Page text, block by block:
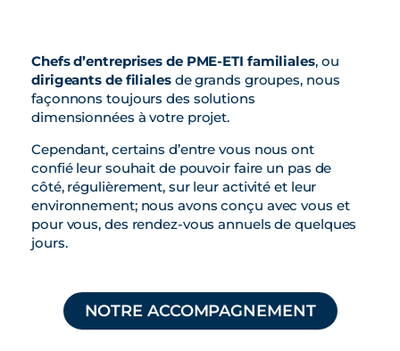
Chefs d’entreprises de PME-ETI familiales, ou
dirigeants de filialesde grands groupes, nous
façonnons toujours des solutions
dimensionnées à votre projet.
Cependant, certains d’entre vous nous ont
confié leur souhait de pouvoir faire un pas de
côté, régulièrement, sur leur activité et leur
environnement; nous avons conçu avec vous et
pour vous, des rendez-vous annuels de quelques
jours.
NOTRE ACCOMPAGNEMENT